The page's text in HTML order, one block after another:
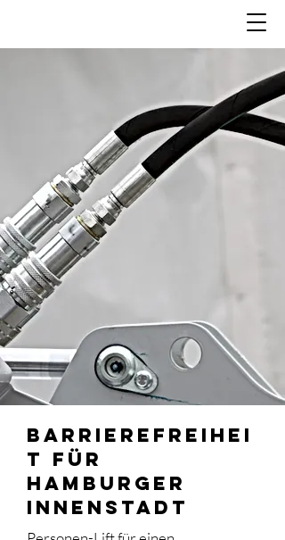
Barrierefreihei
t für
hamburger
innenstadt